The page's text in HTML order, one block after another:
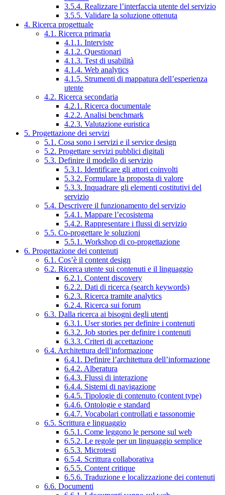
3.5.4. Realizzare l’interfaccia utente del servizio
3.5.5. Validare la soluzione ottenuta
4. Ricerca progettuale
4.1. Ricerca primaria
4.1.1. Interviste
4.1.2. Questionari
4.1.3. Test di usabilità
4.1.4. Web analytics
4.1.5. Strumenti di mappatura dell’esperienza
utente
4.2. Ricerca secondaria
4.2.1. Ricerca documentale
4.2.2. Analisi benchmark
4.2.3. Valutazione euristica
5. Progettazione dei servizi
5.1. Cosa sono i servizi e il service design
5.2. Progettare servizi pubblici digitali
5.3. Definire il modello di servizio
5.3.1. Identificare gli attori coinvolti
5.3.2. Formulare la proposta di valore
5.3.3. Inquadrare gli elementi costitutivi del
servizio
5.4. Descrivere il funzionamento del servizio
5.4.1. Mappare l’ecosistema
5.4.2. Rappresentare i flussi di servizio
5.5. Co-progettare le soluzioni
5.5.1. Workshop di co-progettazione
6. Progettazione dei contenuti
6.1. Cos’è il content design
6.2. Ricerca utente sui contenuti e il linguaggio
6.2.1. Content discovery
6.2.2. Dati di ricerca (search keywords)
6.2.3. Ricerca tramite analytics
6.2.4. Ricerca sui forum
6.3. Dalla ricerca ai bisogni degli utenti
6.3.1. User stories per definire i contenuti
6.3.2. Job stories per definire i contenuti
6.3.3. Criteri di accettazione
6.4. Architettura dell’informazione
6.4.1. Definire l’architettura dell’informazione
6.4.2. Alberatura
6.4.3. Flussi di interazione
6.4.4. Sistemi di navigazione
6.4.5. Tipologie di contenuto (content type)
6.4.6. Ontologie e standard
6.4.7. Vocabolari controllati e tassonomie
6.5. Scrittura e linguaggio
6.5.1. Come leggono le persone sul web
6.5.2. Le regole per un linguaggio semplice
6.5.3. Microtesti
6.5.4. Scrittura collaborativa
6.5.5. Content critique
6.5.6. Traduzione e localizzazione dei contenuti
6.6. Documenti